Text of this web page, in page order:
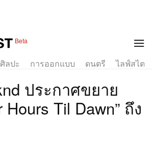
Beta
ศิลปะ การออกแบบ ดนตรี ไลฟ์สไตล์
ประกาศขยาย
Hours Til Dawn” ถึง